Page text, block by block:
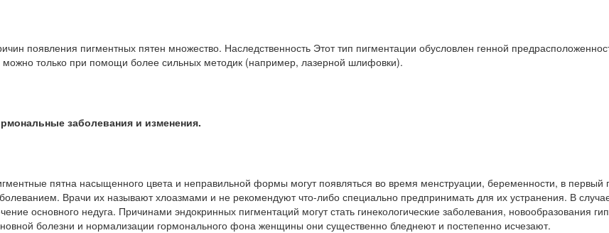
появления пигментных пятен множество. Наследственность Этот тип пигментации обусловлен генной
можно только при помощи более сильных методик (например, лазерной шлифовки).
заболевания и изменения.
пятна насыщенного цвета и неправильной формы могут появляться во время менструации, беременности, в первый
Врачи их называют хлоазмами и не рекомендуют что-либо специально предпринимать для их устранения. В
основного недуга. Причинами эндокринных пигментаций могут стать гинекологические заболевания,
болезни и нормализации гормонального фона женщины они существенно бледнеют и постепенно исчезают.